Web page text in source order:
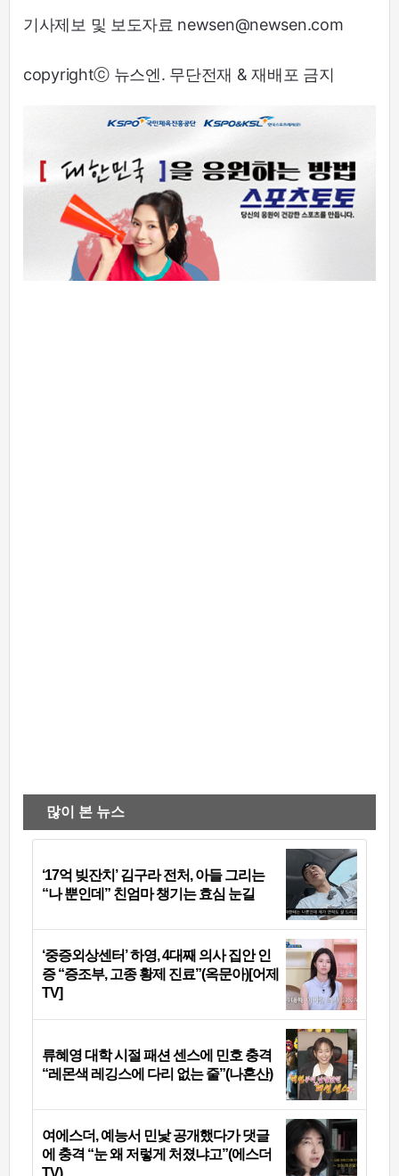
기사제보 및 보도자료 newsen@newsen.com
copyrightⓒ 뉴스엔. 무단전재 & 재배포 금지
많이 본 뉴스
‘17억 빚잔치’ 김구라 전처, 아들 그리는
“나 뿐인데” 친엄마 챙기는 효심 눈길
‘중증외상센터’ 하영, 4대째 의사 집안 인
증 “증조부, 고종 황제 진료”(옥문아)[어제
TV]
류혜영 대학 시절 패션 센스에 민호 충격
“레몬색 레깅스에 다리 없는 줄”(나혼산)
여에스더, 예능서 민낯 공개했다가 댓글
에 충격 “눈 왜 저렇게 처졌냐고”(에스더